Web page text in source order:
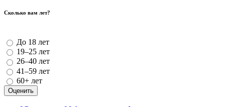
Сколько вам лет?
До 18 лет
19–25 лет
26–40 лет
41–59 лет
60+ лет